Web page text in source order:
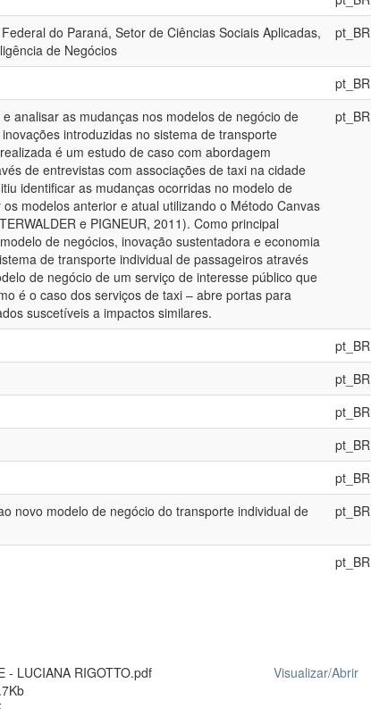
do Paraná, Setor de Ciências Sociais Aplicadas,
de Negócios
pt_BR
pt_BR
analisar as mudanças nos modelos de negócio de
introduzidas no sistema de transporte
é um estudo de caso com abordagem
de entrevistas com associações de taxi na cidade
identificar as mudanças ocorridas no modelo de
modelos anterior e atual utilizando o Método Canvas
e PIGNEUR, 2011). Como principal
de negócios, inovação sustentadora e economia
de transporte individual de passageiros através
de negócio de um serviço de interesse público que
é o caso dos serviços de taxi – abre portas para
suscetíveis a impactos similares.
pt_BR
pt_BR
pt_BR
pt_BR
pt_BR
pt_BR
novo modelo de negócio do transporte individual de
pt_BR
pt_BR
- LUCIANA RIGOTTO.pdf
Visualizar/Abrir